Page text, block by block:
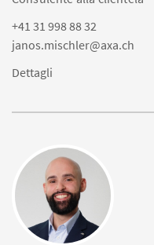
+41 31 998 88 32
janos.mischler@axa.ch
Dettagli